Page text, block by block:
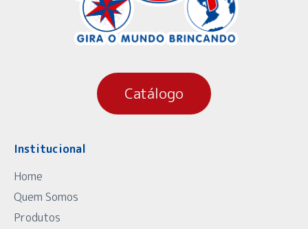
Catálogo
Institucional
Home
Quem Somos
Produtos